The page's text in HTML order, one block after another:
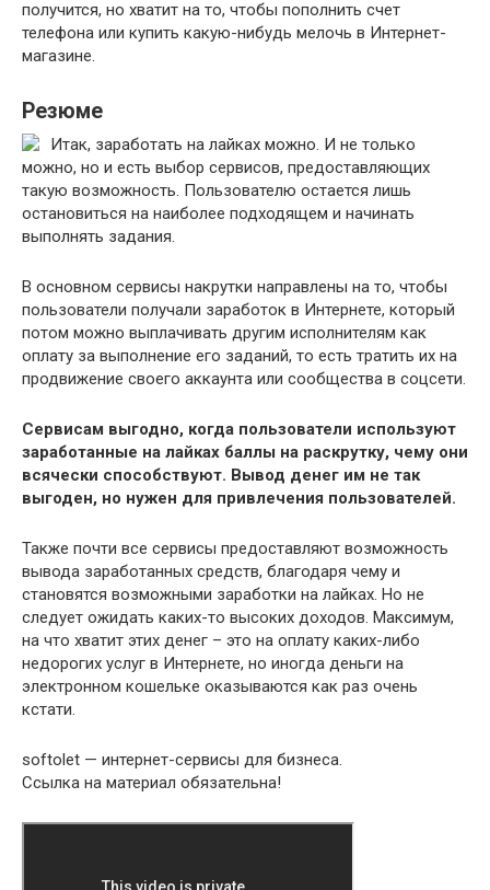
получится, но хватит на то, чтобы пополнить счет
телефона или купить какую-нибудь мелочь в Интернет-
магазине.
Резюме
Итак, заработать на лайках можно. И не только
можно, но и есть выбор сервисов, предоставляющих
такую возможность. Пользователю остается лишь
остановиться на наиболее подходящем и начинать
выполнять задания.
В основном сервисы накрутки направлены на то, чтобы
пользователи получали заработок в Интернете, который
потом можно выплачивать другим исполнителям как
оплату за выполнение его заданий, то есть тратить их на
продвижение своего аккаунта или сообщества в соцсети.
Сервисам выгодно, когда пользователи используют
заработанные на лайках баллы на раскрутку, чему они
всячески способствуют. Вывод денег им не так
выгоден, но нужен для привлечения пользователей.
Также почти все сервисы предоставляют возможность
вывода заработанных средств, благодаря чему и
становятся возможными заработки на лайках. Но не
следует ожидать каких-то высоких доходов. Максимум,
на что хватит этих денег – это на оплату каких-либо
недорогих услуг в Интернете, но иногда деньги на
электронном кошельке оказываются как раз очень
кстати.
softolet — интернет-сервисы для бизнеса.
Ссылка на материал обязательна!